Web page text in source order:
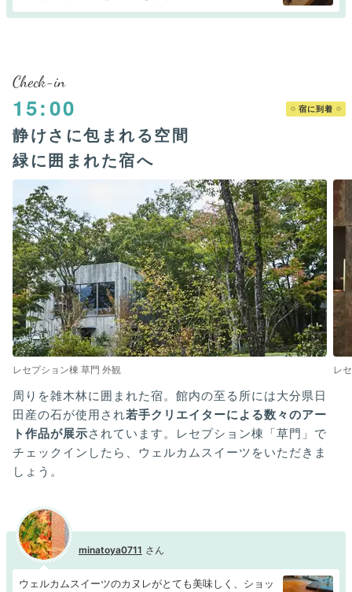
Check-in
15:00 宿に到着
静けさに包まれる空間
緑に囲まれた宿へ
レセプション棟 草門 外観 レ
周りを雑木林に囲まれた宿。館内の至る所には大分県日
田産の石が使用され若手クリエイターによる数々のアー
ト作品が展示されています。レセプション棟「草門」で
チェックインしたら、ウェルカムスイーツをいただきま
しょう。
minatoya0711
ウェルカムスイーツのカヌレがとても美味しく、ショッ